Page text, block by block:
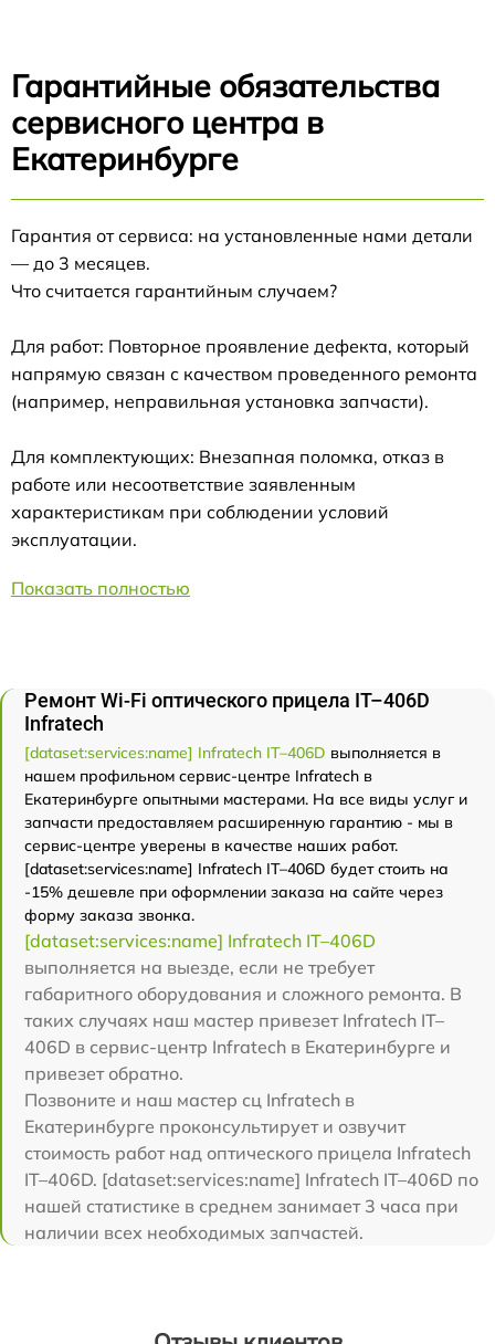
Гарантийные обязательства
сервисного центра в
Екатеринбурге
Гарантия от сервиса: на установленные нами детали
— до 3 месяцев.
Что считается гарантийным случаем?
Для работ: Повторное проявление дефекта, который
напрямую связан с качеством проведенного ремонта
(например, неправильная установка запчасти).
Для комплектующих: Внезапная поломка, отказ в
работе или несоответствие заявленным
характеристикам при соблюдении условий
эксплуатации.
Показать полностью
Ремонт Wi-Fi оптического прицела IT–406D
Infratech
[dataset:services:name] Infratech IT–406D выполняется в
нашем профильном сервис-центре Infratech в
Екатеринбурге опытными мастерами. На все виды услуг и
запчасти предоставляем расширенную гарантию - мы в
сервис-центре уверены в качестве наших работ.
[dataset:services:name] Infratech IT–406D будет стоить на
-15% дешевле при оформлении заказа на сайте через
форму заказа звонка.
[dataset:services:name] Infratech IT–406D
выполняется на выезде, если не требует
габаритного оборудования и сложного ремонта. В
таких случаях наш мастер привезет Infratech IT–
406D в сервис-центр Infratech в Екатеринбурге и
привезет обратно.
Позвоните и наш мастер сц Infratech в
Екатеринбурге проконсультирует и озвучит
стоимость работ над оптического прицела Infratech
IT–406D. [dataset:services:name] Infratech IT–406D по
нашей статистике в среднем занимает 3 часа при
наличии всех необходимых запчастей.